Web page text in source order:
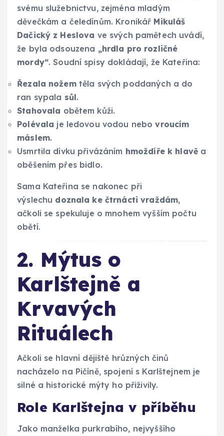
svému služebnictvu, zejména mladým
děvečkám a čeledínům. Kronikář Mikuláš
Dačický z Heslova ve svých pamětech uvádí,
že byla odsouzena „hrdla pro rozličné
mordy“. Soudní spisy dokládají, že Kateřina:
Řezala nožemtěla svých poddaných a do
ran sypala sůl.
Stahovala obětem kůži.
Polévala je ledovou vodou nebovroucím
máslem.
Usmrtila dívku přivázáním hmoždíře k hlavě a
oběšením přes bidlo.
Sama Kateřina se nakonec při
výslechu doznala ke čtrnácti vraždám,
ačkoli se spekuluje o mnohem vyšším počtu
obětí.
2. Mýtus o
Karlštejně a
Krvavých
Rituálech
Ačkoli se hlavní dějiště hrůzných činů
nacházelo na Pičíně, spojení s Karlštejnem je
silné a historické mýty ho přiživily.
Role Karlštejna v příběhu
Jako manželka purkrabího, nejvyššího